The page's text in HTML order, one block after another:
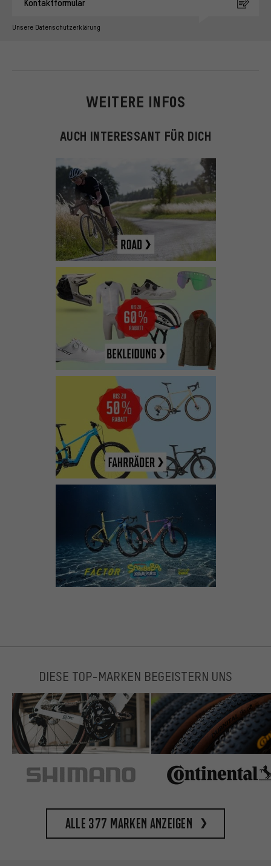
Kontaktformular
Unsere Datenschutzerklärung
WEITERE INFOS
AUCH INTERESSANT FÜR DICH
DIESE TOP-MARKEN BEGEISTERN UNS
Alle 377 Marken anzeigen